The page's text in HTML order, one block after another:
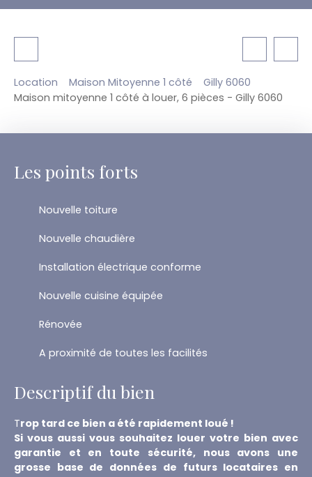
Location Maison Mitoyenne 1 côté
Gilly 6060
Maison mitoyenne 1 côté à louer, 6 pièces - Gilly 6060
Les points forts
Nouvelle toiture
Nouvelle chaudière
Installation électrique conforme
Nouvelle cuisine équipée
Rénovée
A proximité de toutes les facilités
Descriptif du bien
Trop tard ce bien a été rapidement loué !
Si vous aussi vous souhaitez louer votre bien avec
garantie et en toute sécurité, nous avons une
grosse base de données de futurs locataires en